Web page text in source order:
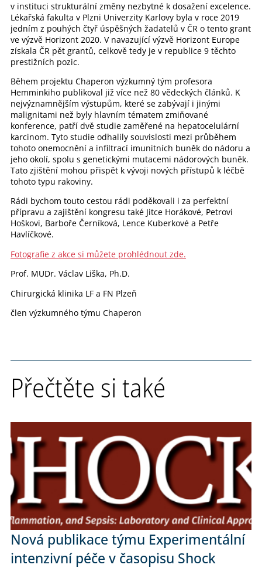
v instituci strukturální změny nezbytné k dosažení excelence.
Lékařská fakulta v Plzni Univerzity Karlovy byla v roce 2019
jedním z pouhých čtyř úspěšných žadatelů v ČR o tento grant
ve výzvě Horizont 2020. V navazující výzvě Horizont Europe
získala ČR pět grantů, celkově tedy je v republice 9 těchto
prestižních pozic.
Během projektu Chaperon výzkumný tým profesora
Hemminkiho publikoval již více než 80 vědeckých článků. K
nejvýznamnějším výstupům, které se zabývají i jinými
malignitami než byly hlavním tématem zmiňované
konference, patří dvě studie zaměřené na hepatocelulární
karcinom. Tyto studie odhalily souvislosti mezi průběhem
tohoto onemocnění a infiltrací imunitních buněk do nádoru a
jeho okolí, spolu s genetickými mutacemi nádorových buněk.
Tato zjištění mohou přispět k vývoji nových přístupů k léčbě
tohoto typu rakoviny.
Rádi bychom touto cestou rádi poděkovali i za perfektní
přípravu a zajištění kongresu také Jitce Horákové, Petrovi
Hoškovi, Barboře Černíková, Lence Kuberkové a Petře
Havlíčkové.
Fotografie z akce si můžete prohlédnout zde.
Prof. MUDr. Václav Liška, Ph.D.
Chirurgická klinika LF a FN Plzeň
člen výzkumného týmu Chaperon
Přečtěte si také
Nová publikace týmu Experimentální
intenzivní péče v časopisu Shock